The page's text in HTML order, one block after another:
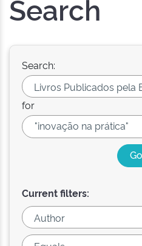
Search
Search:
for
Current filters: